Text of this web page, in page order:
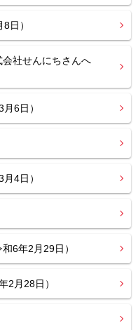
日）
社せんにちさんへ
6日）
4日）
6年2月29日）
2月28日）